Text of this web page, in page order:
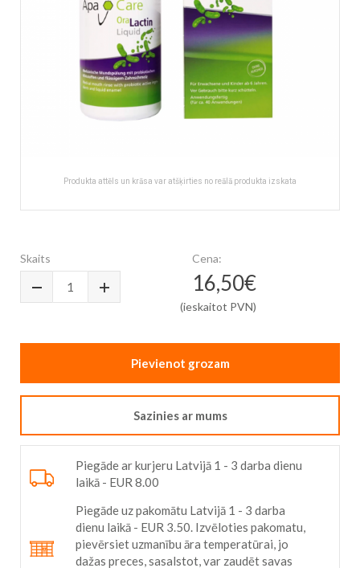
Skaits Cena:
16,50€
(ieskaitot PVN)
Pievienot grozam
Sazinies ar mums
Piegāde ar kurjeru Latvijā 1 - 3 darba dienu
laikā - EUR 8.00
Piegāde uz pakomātu Latvijā 1 - 3 darba
dienu laikā - EUR 3.50. Izvēloties pakomatu,
pievērsiet uzmanību āra temperatūrai, jo
dažas preces, sasalstot, var zaudēt savas
Produkta attēls un krāsa var atšķirties no reālā produkta izskata
beginning